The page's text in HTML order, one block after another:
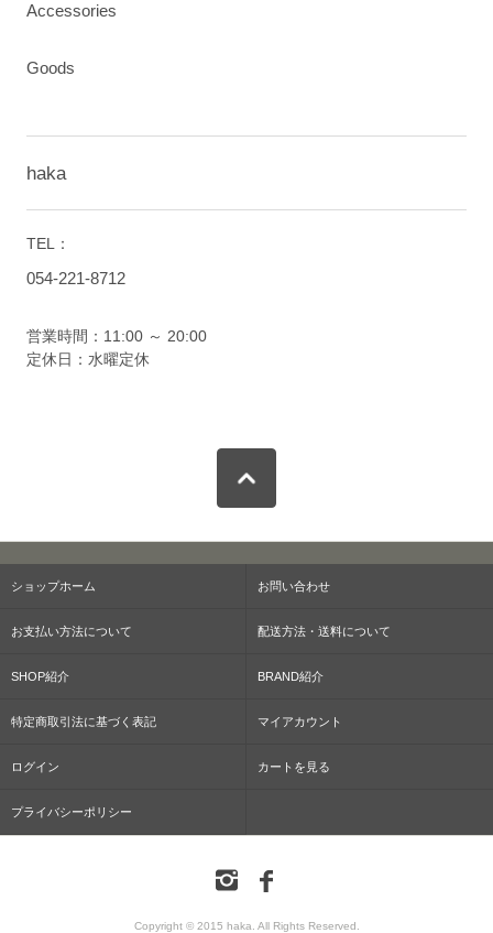
Accessories
Goods
haka
TEL：
054-221-8712
営業時間：11:00 ～ 20:00
定休日：水曜定休
ショップホーム お問い合わせ
お支払い方法について 配送方法・送料について
SHOP紹介 BRAND紹介
特定商取引法に基づく表記 マイアカウント
ログイン カートを見る
プライバシーポリシー
Copyright © 2015 haka. All Rights Reserved.